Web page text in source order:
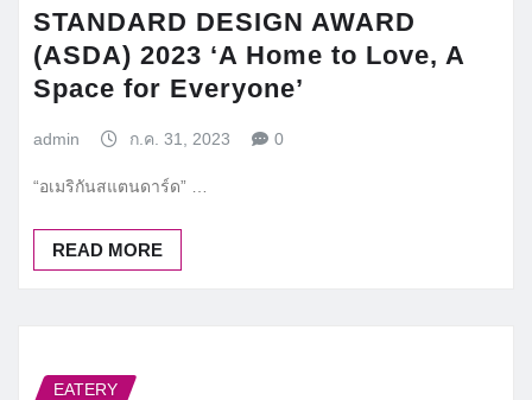
STANDARD DESIGN AWARD
(ASDA) 2023 ‘A Home to Love, A
Space for Everyone’
admin ก.ค. 31, 2023 0
“อเมริกันสแตนดาร์ด” …
READ MORE
EATERY